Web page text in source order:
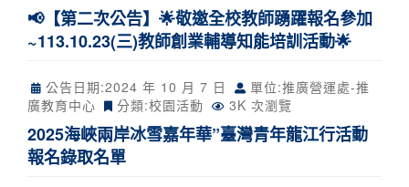
📢【第二次公告】🌟敬邀全校教師踴躍報名參加
~113.10.23(三)教師創業輔導知能培訓活動🌟
公告日期:2024 年 10 月 7 日
單位:推廣營運處-推
廣教育中心
分類:校園活動 3K 次瀏覽
2025海峽兩岸冰雪嘉年華”臺灣青年龍江行活動
報名錄取名單